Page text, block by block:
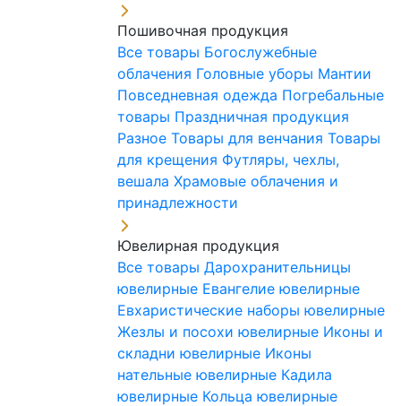
Пошивочная продукция
Все товары Богослужебные
облачения Головные уборы Мантии
Повседневная одежда Погребальные
товары Праздничная продукция
Разное Товары для венчания Товары
для крещения Футляры, чехлы,
вешала Храмовые облачения и
принадлежности
Ювелирная продукция
Все товары Дарохранительницы
ювелирные Евангелие ювелирные
Евхаристические наборы ювелирные
Жезлы и посохи ювелирные Иконы и
складни ювелирные Иконы
нательные ювелирные Кадила
ювелирные Кольца ювелирные